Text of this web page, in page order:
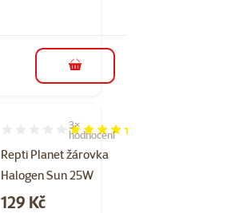
do košíku
Repti Planet žárovka
Halogen Sun 25W
Hodnocení 87%, počet hodnocení: 3
3×
hodnocení
Cena
129 Kč